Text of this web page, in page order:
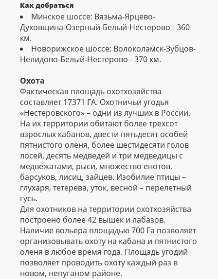
Как добраться
Минское шоссе: Вязьма-Ярцево-
Духовщина-Озерный-Белый-Нестерово - 360
км.
Новорижское шоссе: Волоколамск-Зубцов-
Нелидово-Белый-Нестерово - 370 км.
Охота
Фактическая площадь охотхозяйства
составляет 17371 ГА. Охотничьи угодья
«Нестеровского» – одни из лучших в России.
На их территории обитают более трехсот
взрослых кабанов, двести пятьдесят особей
пятнистого оленя, более шестидесяти голов
лосей, десять медведей и три медведицы с
медвежатами, рыси, множество енотов,
барсуков, лисиц, зайцев. Изобилие птицы –
глухаря, тетерева, уток, весной – перелетный
гусь.
Для охотников на территории охотхозяйства
построено более 42 вышек и лабазов.
Наличие вольера площадью 700 Га позволяет
организовывать охоту на кабана и пятнистого
оленя в любое время года. Площадь угодий
позволяет проводить охоту каждый раз в
новом, непуганом районе.